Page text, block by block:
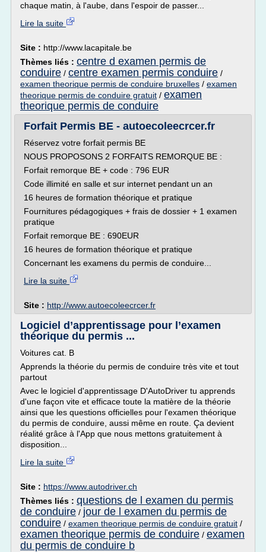
chaque matin, à l'aube, dans l'espoir de passer...
Lire la suite
Site : http://www.lacapitale.be
Thèmes liés : centre d examen permis de
conduire / centre examen permis conduire /
examen theorique permis de conduire bruxelles / examen
theorique permis de conduire gratuit / examen
theorique permis de conduire
Forfait Permis BE - autoecoleecrcer.fr
Réservez votre forfait permis BE
NOUS PROPOSONS 2 FORFAITS REMORQUE BE :
Forfait remorque BE + code : 796 EUR
Code illimité en salle et sur internet pendant un an
16 heures de formation théorique et pratique
Fournitures pédagogiques + frais de dossier + 1 examen
pratique
Forfait remorque BE : 690EUR
16 heures de formation théorique et pratique
Concernant les examens du permis de conduire...
Lire la suite
Site : http://www.autoecoleecrcer.fr
Logiciel d’apprentissage pour l’examen
théorique du permis ...
Voitures cat. B
Apprends la théorie du permis de conduire très vite et tout
partout
Avec le logiciel d'apprentissage D'AutoDriver tu apprends
d'une façon vite et efficace toute la matière de la théorie
ainsi que les questions officielles pour l'examen théorique
du permis de conduire, aussi même en route. Ça devient
réalité grâce à l'App que nous mettons gratuitement à
disposition...
Lire la suite
Site : https://www.autodriver.ch
Thèmes liés : questions de l examen du permis
de conduire / jour de l examen du permis de
conduire / examen theorique permis de conduire gratuit /
examen theorique permis de conduire / examen
du permis de conduire b